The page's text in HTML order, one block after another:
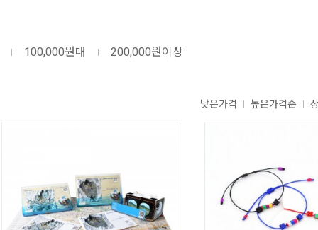
100,000원대 200,000원이상
낮은가격 높은가격순